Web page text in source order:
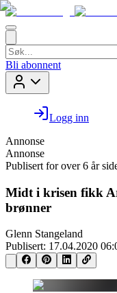
Bli abonnent
Logg inn
Annonse
Annonse
Publisert for over 6 år
Midt i krisen fikk
brønner
Glenn Stangeland
Publisert: 17.04.2020